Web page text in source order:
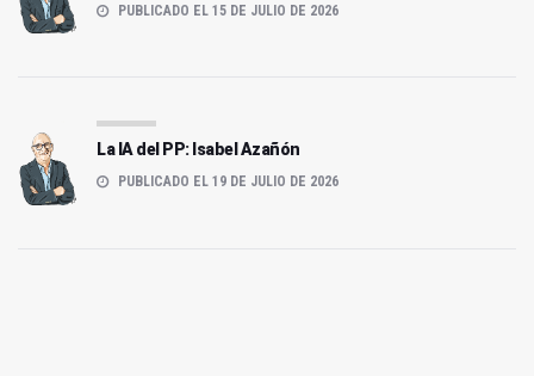
PUBLICADO EL 15 DE JULIO DE 2026
La IA del PP: Isabel Azañón
PUBLICADO EL 19 DE JULIO DE 2026